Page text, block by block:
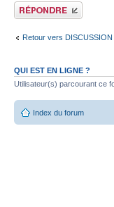
Publier une réponse
Retour vers
QUI EST EN LIGNE ?
Utilisateur(s) parcourant ce
Index du forum